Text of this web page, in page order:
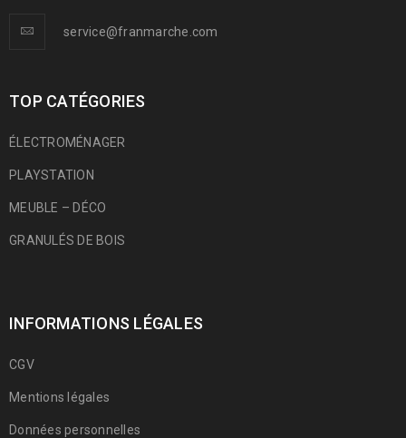
service@franmarche.com
TOP CATÉGORIES
ÉLECTROMÉNAGER
PLAYSTATION
MEUBLE – DÉCO
GRANULÉS DE BOIS
INFORMATIONS LÉGALES
CGV
Mentions légales
Données personnelles